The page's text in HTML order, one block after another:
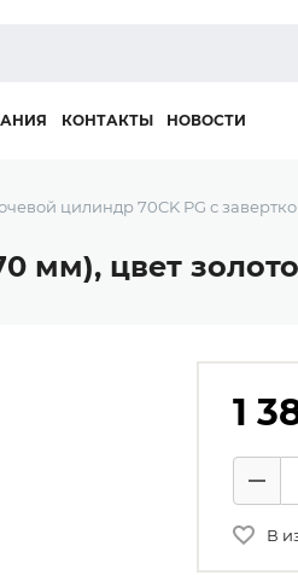
КОНТАКТЫ НОВОСТИ
цилиндр 70CK PG с
мм), цвет золото
1
В